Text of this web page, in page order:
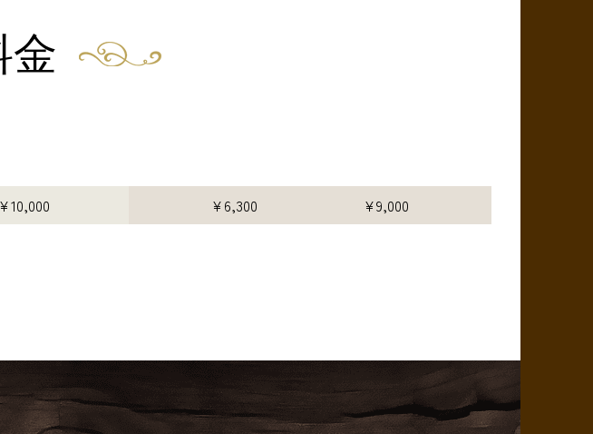
金
¥10,000 ¥6,300 ¥9,000